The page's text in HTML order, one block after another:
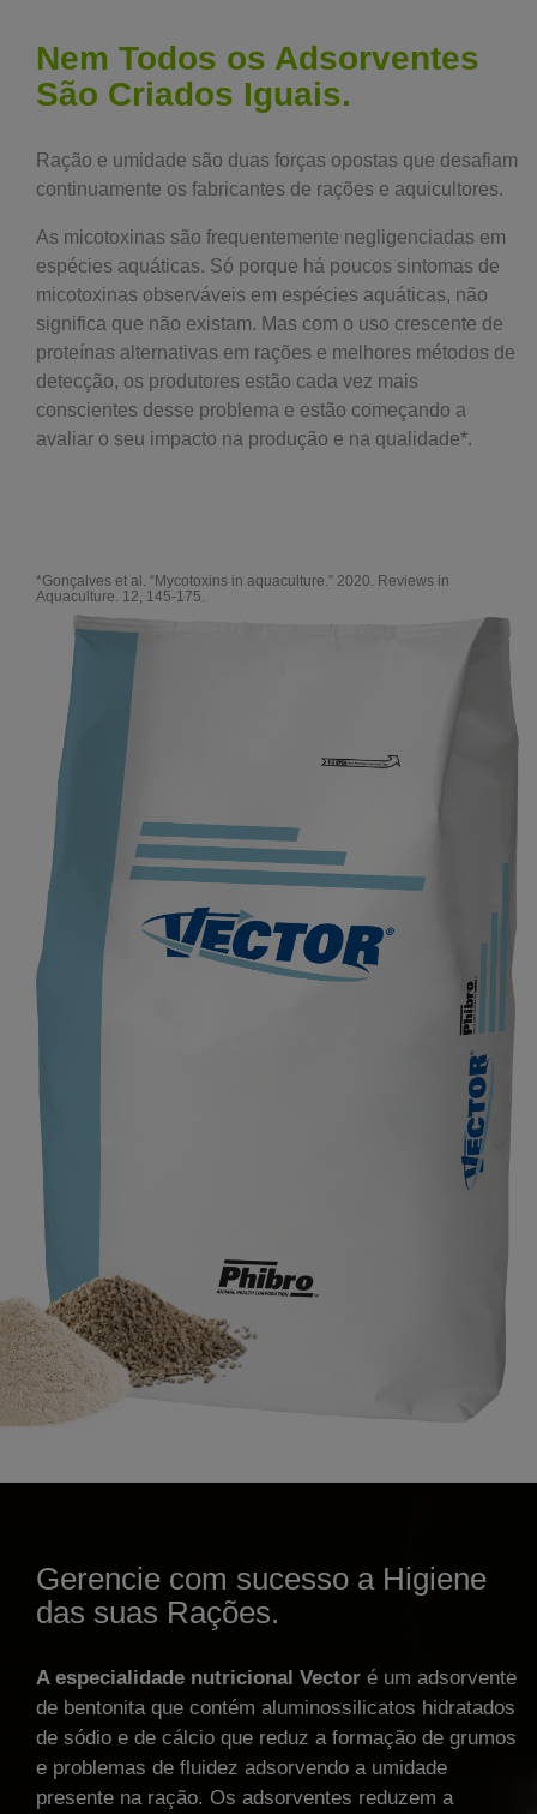
Nem Todos os Adsorventes
São Criados Iguais.
Ração e umidade são duas forças opostas que desafiam
continuamente os fabricantes de rações e aquicultores.
As micotoxinas são frequentemente negligenciadas em
espécies aquáticas. Só porque há poucos sintomas de
micotoxinas observáveis em espécies aquáticas, não
significa que não existam. Mas com o uso crescente de
proteínas alternativas em rações e melhores métodos de
detecção, os produtores estão cada vez mais
conscientes desse problema e estão começando a
avaliar o seu impacto na produção e na qualidade*.
*Gonçalves et al. “Mycotoxins in aquaculture.” 2020. Reviews in
Aquaculture. 12, 145-175.
Gerencie com sucesso a Higiene
das suas Rações.
A especialidade nutricional Vector é um adsorvente
de bentonita que contém aluminossilicatos hidratados
de sódio e de cálcio que reduz a formação de grumos
e problemas de fluidez adsorvendo a umidade
presente na ração. Os adsorventes reduzem a